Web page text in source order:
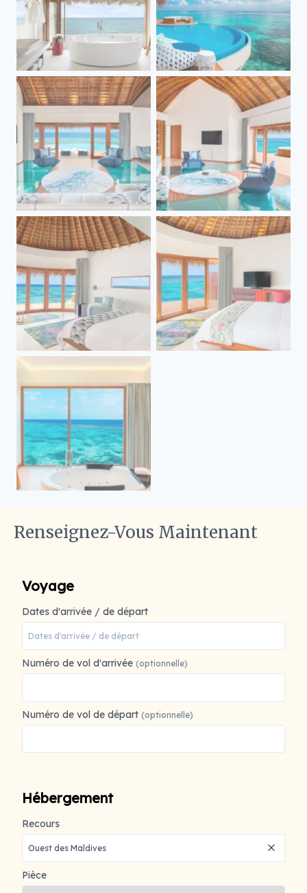
Renseignez-Vous Maintenant
Voyage
Dates d'arrivée / de départ
Numéro de vol d'arrivée (optionnelle)
Numéro de vol de départ (optionnelle)
Hébergement
Recours
Pièce